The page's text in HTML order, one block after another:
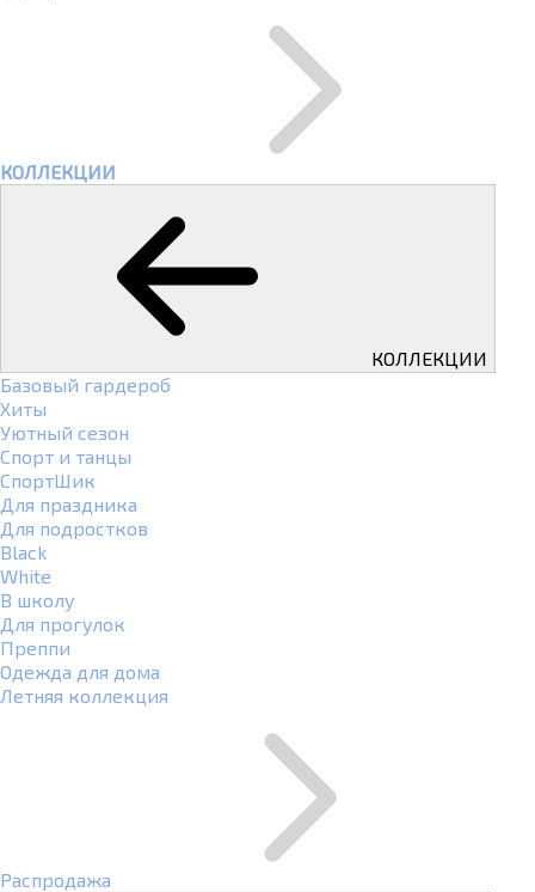
КОЛЛЕКЦИИ
КОЛЛЕКЦИИ
Базовый гардероб
Хиты
Уютный сезон
Спорт и танцы
СпортШик
Для праздника
Для подростков
Black
White
В школу
Для прогулок
Преппи
Одежда для дома
Летняя коллекция
Распродажа